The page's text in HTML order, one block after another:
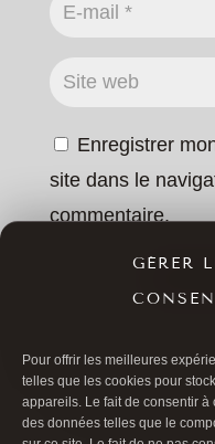
GÉRER
Pour offrir les meilleures
telles que les cookies pour
appareils. Le fait de consentir
des données telles que le
Enregistrer
site dans le
commentaire.